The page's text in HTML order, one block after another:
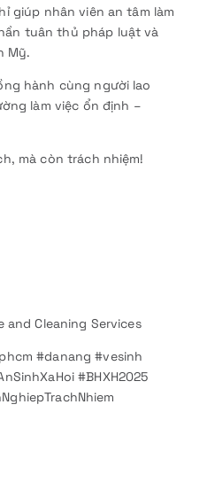
giúp nhân viên an tâm làm
tuân thủ pháp luật và
Mỹ.
hành cùng người lao
làm việc ổn định –
mà còn trách nhiệm!
and Cleaning Services
#danang #vesinh
#BHXH2025